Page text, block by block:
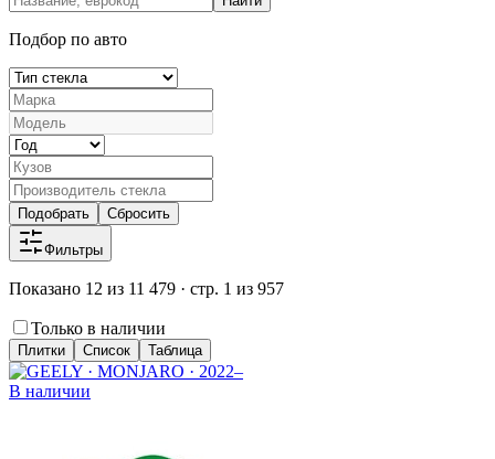
Подбор по авто
Подобрать Сбросить
Фильтры
Показано 12 из 11 479 · стр. 1 из 957
Только в наличии
Плитки Список Таблица
В наличии